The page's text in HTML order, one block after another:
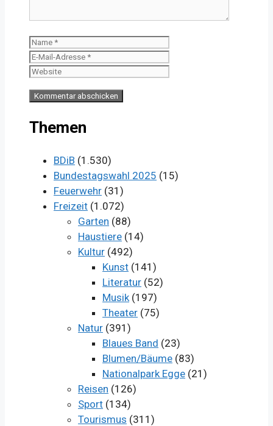
Name
Themen
BDiB (1.530)
Bundestagswahl 2025 (15)
Feuerwehr (31)
Freizeit (1.072)
Garten (88)
Haustiere (14)
Kultur (492)
Kunst (141)
Literatur (52)
Musik (197)
Theater (75)
Natur (391)
Blaues Band (23)
Blumen/Bäume (83)
Nationalpark Egge (21)
Reisen (126)
Sport (134)
Tourismus (311)